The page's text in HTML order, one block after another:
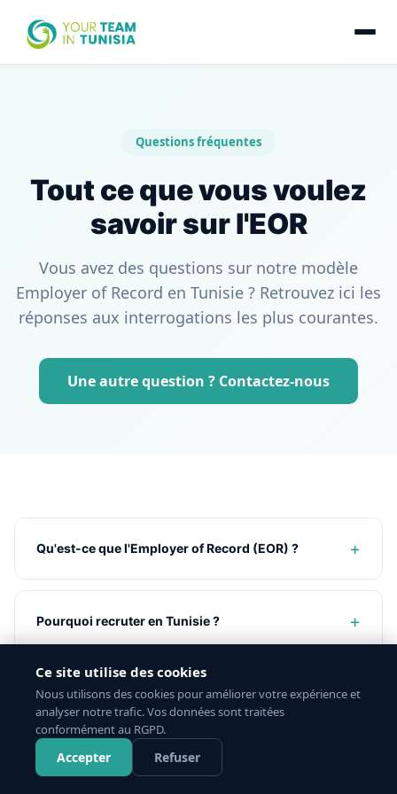
Questions fréquentes
Tout ce que vous voulez
savoir sur l'EOR
Vous avez des questions sur notre modèle
Employer of Record en Tunisie ? Retrouvez ici les
réponses aux interrogations les plus courantes.
Une autre question ? Contactez-nous
Qu'est-ce que l'Employer of Record (EOR) ? +
Pourquoi recruter en Tunisie ? +
Comment fonctionne le processus d'embauche ? +
Quels sont les délais pour recruter ?
Ce site utilise des cookies
Nous utilisons des cookies pour améliorer votre expérience et
analyser notre trafic. Vos données sont traitées
conformément au RGPD.
Accepter Refuser